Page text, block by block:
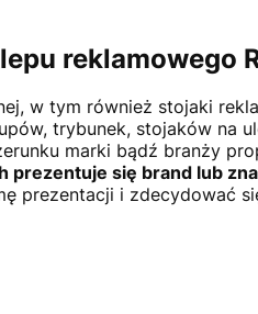
reklamowego
w tym również stojaki
trybunek, stojaków na
marki bądź branży
prezentuje się brand lub
prezentacji i zdecydować